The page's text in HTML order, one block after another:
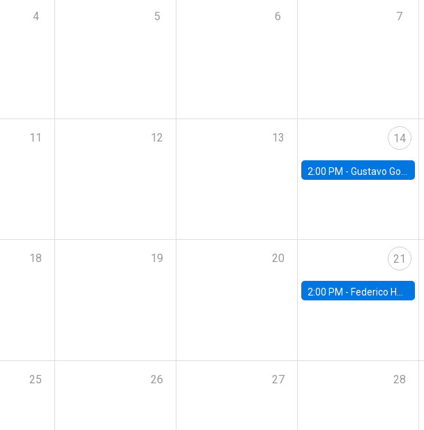
4 5 6 7
11 12 13 14
2:00 PM - Gustavo González - Banco Central de Chile
18 19 20 21
2:00 PM - Federico Huneeus - Banco Central de Chile
25 26 27 28